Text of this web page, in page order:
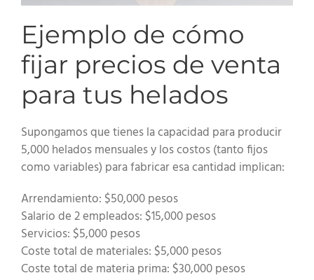
Ejemplo de cómo
fijar precios de venta
para tus helados
Supongamos que tienes la capacidad para producir
5,000 helados mensuales y los costos (tanto fijos
como variables) para fabricar esa cantidad implican:
Arrendamiento: $50,000 pesos
Salario de 2 empleados: $15,000 pesos
Servicios: $5,000 pesos
Coste total de materiales: $5,000 pesos
Coste total de materia prima: $30,000 pesos